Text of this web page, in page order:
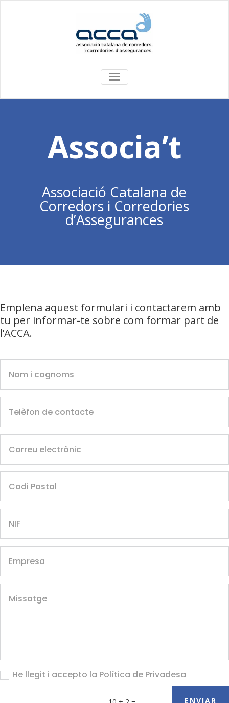
COMMUTA
LA
Associa’t
Associació Catalana de
Corredors i Corredories
d’Assegurances
Emplena aquest formulari i contactarem amb
tu per informar-te sobre com formar part de
l’ACCA.
He llegit i accepto la Política de Privadesa
= ENVIAR